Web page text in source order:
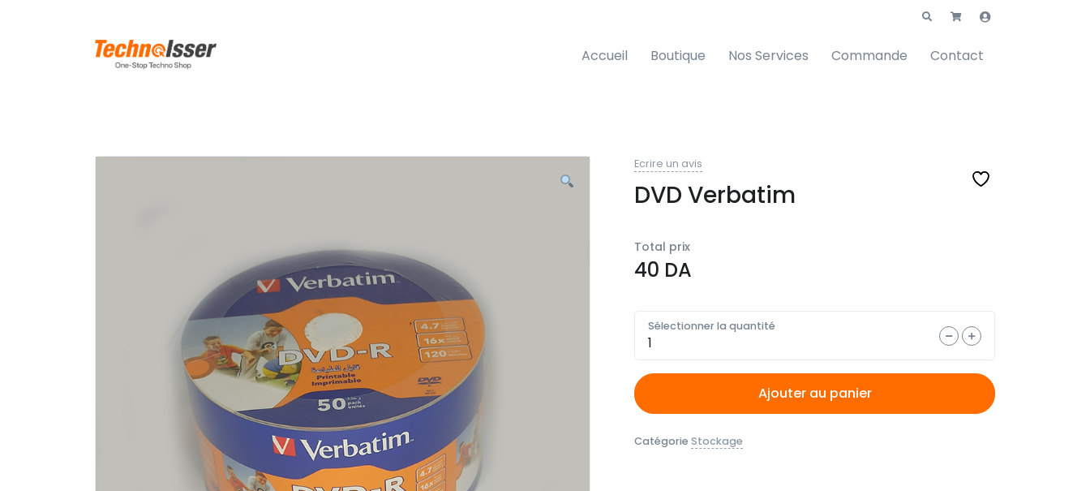
Accueil Boutique Nos Services Commande Contact
Ecrire un avis
DVD Verbatim
Total prix
40 DA
Sélectionner la quantité
Quantité
Ajouter au panier
Catégorie Stockage